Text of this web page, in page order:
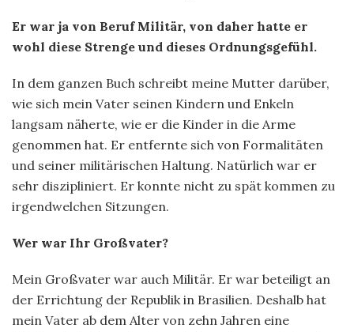
Er war ja von Beruf Militär, von daher hatte er
wohl diese Strenge und dieses Ordnungsgefühl.
In dem ganzen Buch schreibt meine Mutter darüber,
wie sich mein Vater seinen Kindern und Enkeln
langsam näherte, wie er die Kinder in die Arme
genommen hat. Er entfernte sich von Formalitäten
und seiner militärischen Haltung. Natürlich war er
sehr diszipliniert. Er konnte nicht zu spät kommen zu
irgendwelchen Sitzungen.
Wer war Ihr Großvater?
Mein Großvater war auch Militär. Er war beteiligt an
der Errichtung der Republik in Brasilien. Deshalb hat
mein Vater ab dem Alter von zehn Jahren eine